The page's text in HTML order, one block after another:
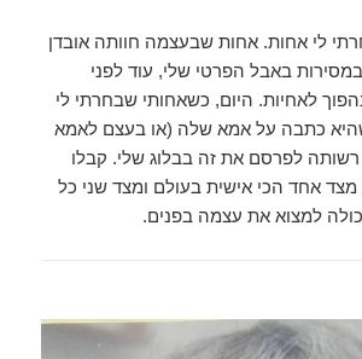
לי אחות. אחות שבעצמה חוותה אובדן
במסירות באבל הפרטי שלי, עוד לפני
לאחיות. היום, כשאחותי שבחרתי לי
כתבה על אמא שלה (או בעצם לאמא
לפרסם את זה בבלוג שלי. קבלו
אחד הכי אישית בעולם ומצד שני כל
למצוא את עצמה בפנים.